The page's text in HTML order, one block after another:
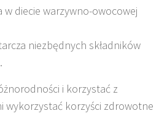
w diecie warzywno-owocowej
niezbędnych składników
i korzystać z
wykorzystać korzyści zdrowotne